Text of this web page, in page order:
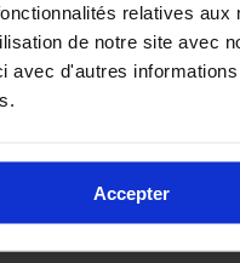
relatives aux
de notre site avec
avec d'autres
Accepter